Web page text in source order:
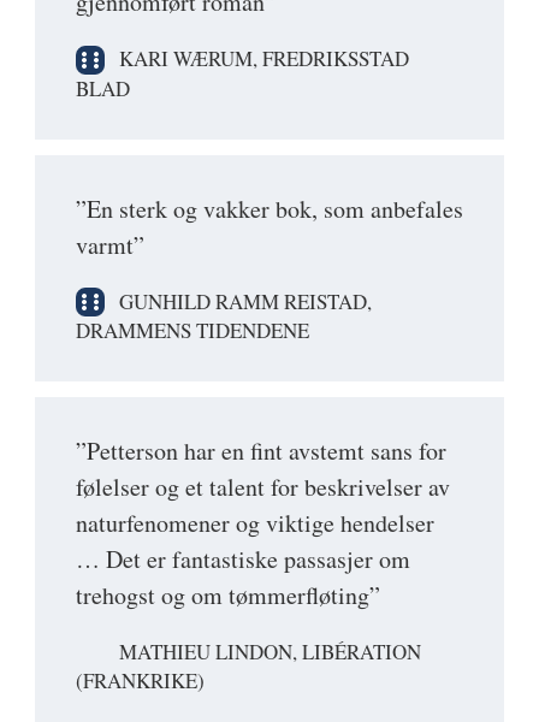
KARI WÆRUM, FREDRIKSSTAD
BLAD
”En sterk og vakker bok, som anbefales
varmt”
GUNHILD RAMM REISTAD,
DRAMMENS TIDENDENE
”Petterson har en fint avstemt sans for
følelser og et talent for beskrivelser av
naturfenomener og viktige hendelser
… Det er fantastiske passasjer om
trehogst og om tømmerfløting”
MATHIEU LINDON, LIBÉRATION
(FRANKRIKE)